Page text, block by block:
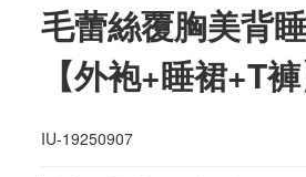
毛蕾絲覆胸美背
【外袍+睡裙+T褲
IU-19250907